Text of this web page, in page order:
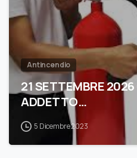
Antincendio
21 SETTEMBRE
ADDETTO…
5 Dicembre 2023